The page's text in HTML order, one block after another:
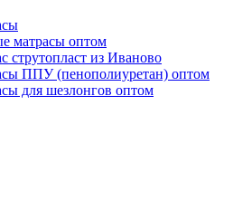
матрасы оптом
струтопласт из Иваново
ППУ (пенополиуретан) оптом
для шезлонгов оптом